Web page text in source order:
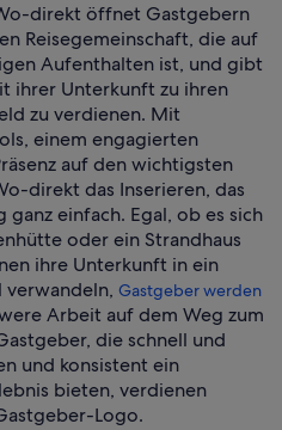
direkt öffnet Gastgebern
Reisegemeinschaft, die auf
Aufenthalten ist, und gibt
ihrer Unterkunft zu ihren
zu verdienen. Mit
einem engagierten
auf den wichtigsten
direkt das Inserieren, das
einfach. Egal, ob es sich
oder ein Strandhaus
ihre Unterkunft in ein
verwandeln, Gastgeber werden
Arbeit auf dem Weg zum
die schnell und
und konsistent ein
bieten, verdienen
Logo.